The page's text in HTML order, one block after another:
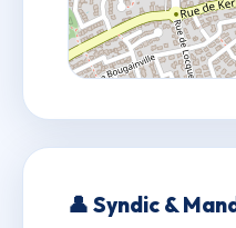
👤 Syndic &